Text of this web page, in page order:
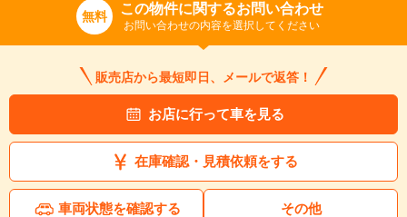
無料 この物件に関するお問い合わせ
お問い合わせの内容を選択してください
販売店から最短即日、メールで返答！
お店に行って車を見る
在庫確認・見積依頼をする
車両状態を確認する その他